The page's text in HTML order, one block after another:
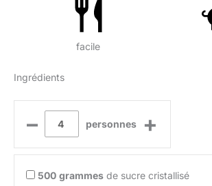
facile
Ingrédients
– personnes +
500 grammes de sucre cristallisé